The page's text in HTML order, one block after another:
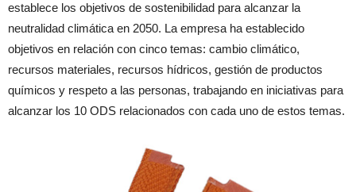
establece los objetivos de sostenibilidad para alcanzar la
neutralidad climática en 2050. La empresa ha establecido
objetivos en relación con cinco temas: cambio climático,
recursos materiales, recursos hídricos, gestión de productos
químicos y respeto a las personas, trabajando en iniciativas para
alcanzar los 10 ODS relacionados con cada uno de estos temas.